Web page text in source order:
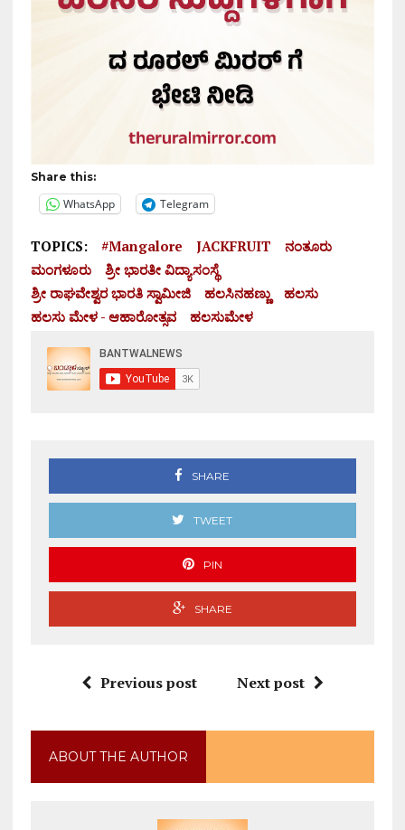
Share this:
WhatsApp Telegram
TOPICS: #mangalore JACKFRUIT
ನಂತೂರು
ಮಂಗಳೂರು
ಶ್ರೀ ಭಾರತೀ ವಿದ್ಯಾಸಂಸ್ಥೆ
ಶ್ರೀ ರಾಘವೇಶ್ವರ ಭಾರತಿ ಸ್ವಾಮೀಜಿ
ಹಲಸಿನಹಣ್ಣು
ಹಲಸು
ಹಲಸು ಮೇಳ - ಆಹಾರೋತ್ಸವ
ಹಲಸುಮೇಳ
SHARE
TWEET
PIN
SHARE
Previous post Next post
ABOUT THE AUTHOR